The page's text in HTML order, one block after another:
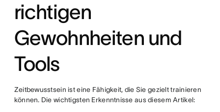
richtigen
Gewohnheiten und
Tools
Zeitbewusstsein ist eine Fähigkeit, die Sie gezielt trainieren
können. Die wichtigsten Erkenntnisse aus diesem Artikel: